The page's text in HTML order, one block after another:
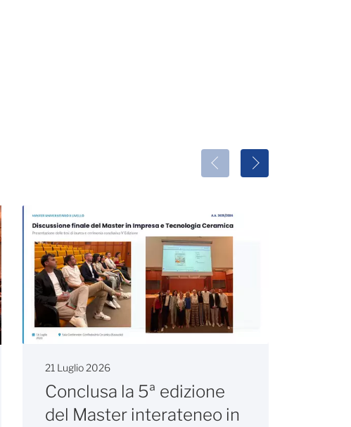
21 Luglio 2026
Conclusa la 5ª edizione
del Master interateneo in